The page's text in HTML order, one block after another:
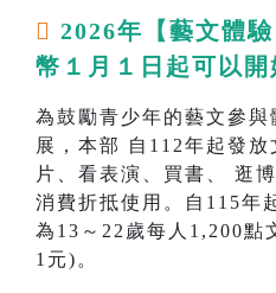
 2026年【藝文體
幣１月１日起可以開
為鼓勵青少年的藝文參
展，本部 自112年起發放
片、看表演、買書、 逛
消費折抵使用。自115年
為13～22歲每人1,200點
1元)。